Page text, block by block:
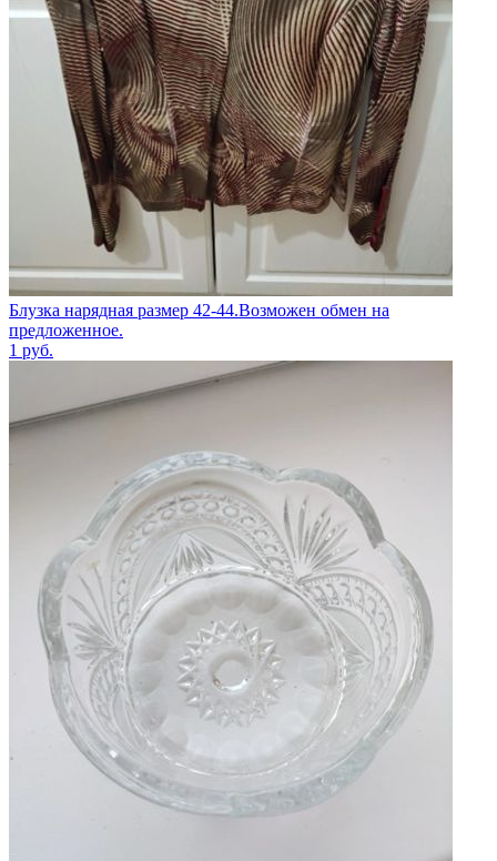
Блузка нарядная размер 42-44.Возможен обмен на
предложенное.
1 руб.